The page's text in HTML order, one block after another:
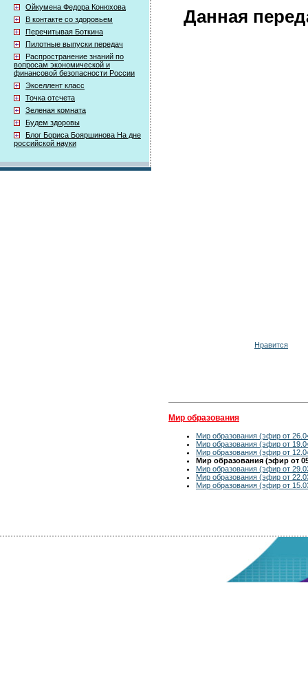
Ойкумена Федора Конюхова
В контакте со здоровьем
Перечитывая Боткина
Пилотные выпуски передач
Распространение знаний по
вопросам экономической и
финансовой безопасности России
Экселлент класс
Точка отсчета
Зеленая комната
Будем здоровы
Блог Бориса Бояршинова На дне
российской науки
Данная
Нравится
Мир образования
Мир образования (эфир от
Мир образования (эфир от
Мир образования (эфир от
Мир образования (эфир от
Мир образования (эфир от
Мир образования (эфир от
Мир образования (эфир от